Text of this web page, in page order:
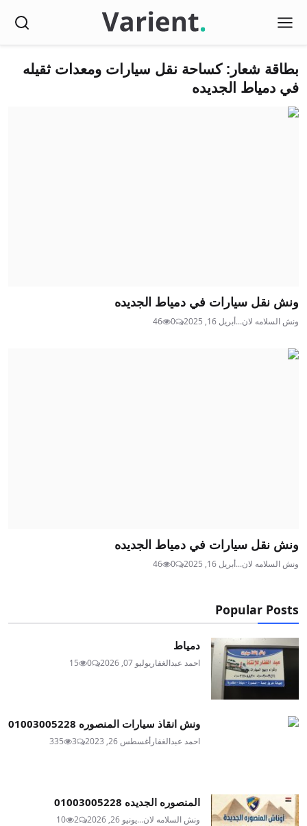
بطاقة شعار: كساحة نقل سيارات ومعدات ثقيله
في دمياط الجديده
ونش نقل سيارات في دمياط الجديده
ونش السلامه لان...أبريل 16, 2025 0
46
ونش نقل سيارات في دمياط الجديده
ونش السلامه لان...أبريل 16, 2025 0
46
Popular Posts
دمياط
احمد عبدالغفاريوليو 07, 2026 0
15
ونش انقاذ سيارات المنصوره 01003005228
احمد عبدالغفارأغسطس 26, 2023 3
335
المنصوره الجديده 01003005228
ونش السلامه لان...يونيو 26, 2026 2
10